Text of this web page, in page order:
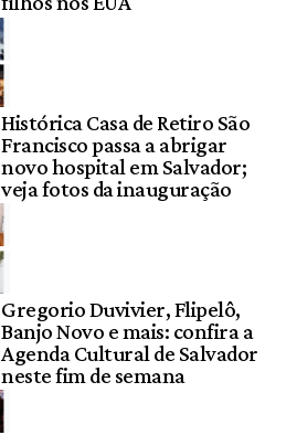
Histórica Casa de Retiro São
Francisco passa a abrigar
novo hospital em Salvador;
veja fotos da inauguração
Gregorio Duvivier, Flipelô,
Banjo Novo e mais: confira a
Agenda Cultural de Salvador
neste fim de semana